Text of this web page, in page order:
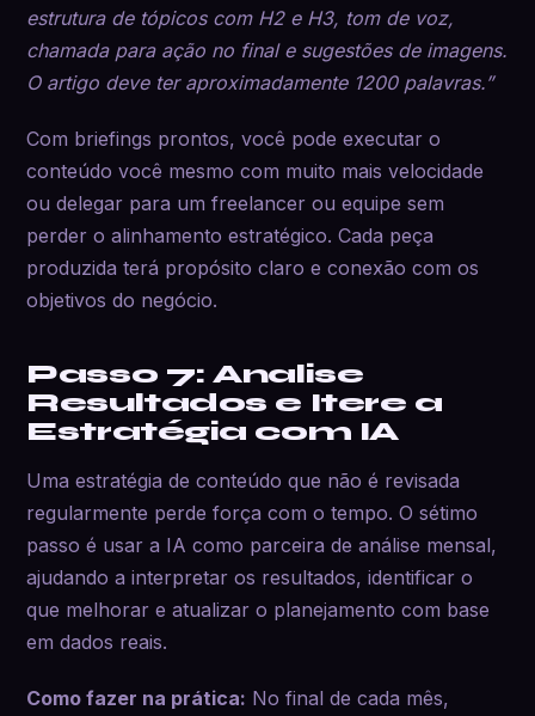
estrutura de tópicos com H2 e H3, tom de voz,
chamada para ação no final e sugestões de imagens.
O artigo deve ter aproximadamente 1200 palavras.”
Com briefings prontos, você pode executar o
conteúdo você mesmo com muito mais velocidade
ou delegar para um freelancer ou equipe sem
perder o alinhamento estratégico. Cada peça
produzida terá propósito claro e conexão com os
objetivos do negócio.
Passo 7: Analise
Resultados e Itere a
Estratégia com IA
Uma estratégia de conteúdo que não é revisada
regularmente perde força com o tempo. O sétimo
passo é usar a IA como parceira de análise mensal,
ajudando a interpretar os resultados, identificar o
que melhorar e atualizar o planejamento com base
em dados reais.
Como fazer na prática: No final de cada mês,